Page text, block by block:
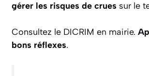
gérer les risques de crues sur le
Consultez le DICRIM en mairie.
bons réflexes.